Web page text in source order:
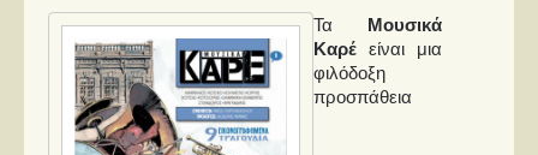
Συνεντεύξεις
Παρουσιάσεις
Δίσκοι
Τα Μουσικά
Καρέ είναι μια
φιλόδοξη
προσπάθεια